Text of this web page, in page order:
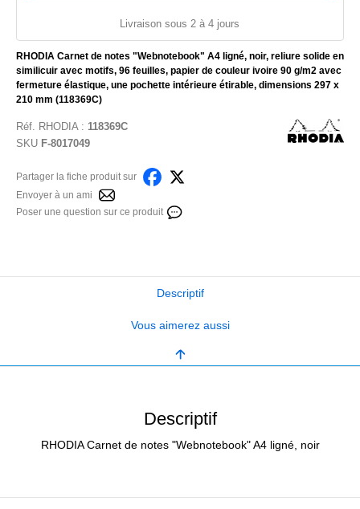
RHODIA Carnet de notes "Webnotebook" A4 ligné, noir, reliure solide en
similicuir avec motifs, 96 feuilles, papier de couleur ivoire 90 g/m2 avec
fermeture élastique, une pochette intérieure étirable, dimensions 297 x
210 mm (118369C)
Réf. RHODIA: 118369C
SKU F-8017049
Partager la fiche produit sur
Envoyer à un ami
Poser une question sur ce produit
Livraison sous 2 à 4 jours
Descriptif
Vous aimerez aussi
Descriptif
RHODIA Carnet de notes "Webnotebook" A4 ligné, noir